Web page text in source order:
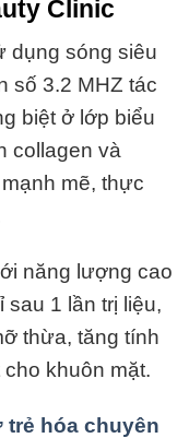
Clinic
dụng sóng siêu
số 3.2 MHZ tác
biệt ở lớp biểu
collagen và
mẽ, thực
năng lượng cao
sau 1 lần trị liệu,
thừa, tăng tính
khuôn mặt.
trẻ hóa chuyên